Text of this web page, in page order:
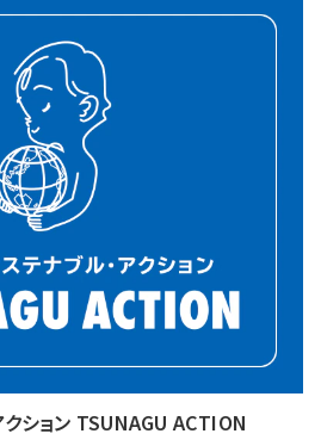
ション TSUNAGU ACTION